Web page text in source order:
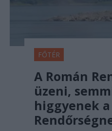
FŐTÉR
A Román
üzeni,
higgyenek a